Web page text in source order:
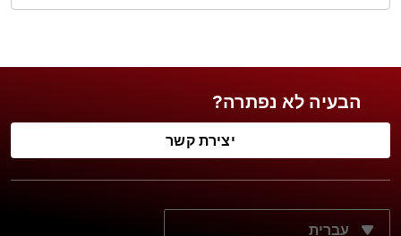
הבעיה לא נפתרה?
יצירת קשר
מה שפת התצוגה הרצויה?